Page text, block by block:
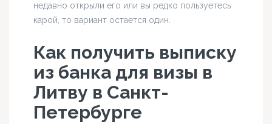
недавно открыли его или вы редко пользуетесь
карой, то вариант остается один.
Как получить выписку
из банка для визы в
Литву в Санкт-
Петербурге